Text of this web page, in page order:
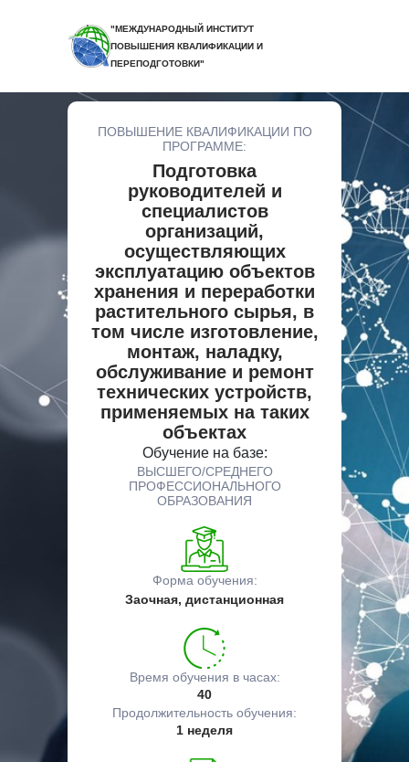
"МЕЖДУНАРОДНЫЙ ИНСТИТУТ
ПОВЫШЕНИЯ КВАЛИФИКАЦИИ И
ПЕРЕПОДГОТОВКИ"
ПОВЫШЕНИЕ КВАЛИФИКАЦИИ ПО
ПРОГРАММЕ:
Подготовка
руководителей и
специалистов
организаций,
осуществляющих
эксплуатацию объектов
хранения и переработки
растительного сырья, в
том числе изготовление,
монтаж, наладку,
обслуживание и ремонт
технических устройств,
применяемых на таких
объектах
Обучение на базе:
ВЫСШЕГО/СРЕДНЕГО
ПРОФЕССИОНАЛЬНОГО
ОБРАЗОВАНИЯ
Форма обучения:
Заочная, дистанционная
Время обучения в часах:
40
Продолжительность обучения:
1 неделя